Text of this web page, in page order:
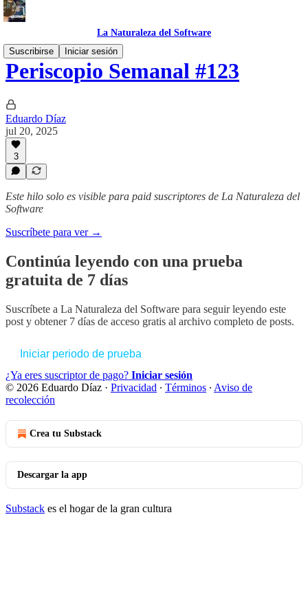
La Naturaleza del Software
Suscribirse
Iniciar sesión
Periscopio Semanal #123
Eduardo Díaz
jul 20, 2025
3
Este hilo solo es visible para paid suscriptores de La Naturaleza del
Software
Suscríbete para ver →
Continúa leyendo con una prueba
gratuita de 7 días
Suscríbete a La Naturaleza del Software para seguir leyendo este
post y obtener 7 días de acceso gratis al archivo completo de posts.
Iniciar periodo de prueba
¿Ya eres suscriptor de pago? Iniciar sesión
© 2026 Eduardo Díaz · Privacidad ∙ Términos ∙ Aviso de
recolección
Crea tu Substack
Descargar la app
Substack es el hogar de la gran cultura